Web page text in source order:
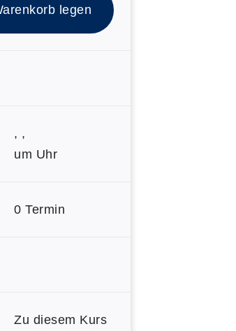
legen
, ,
um Uhr
0 Termin
Zu diesem Kurs